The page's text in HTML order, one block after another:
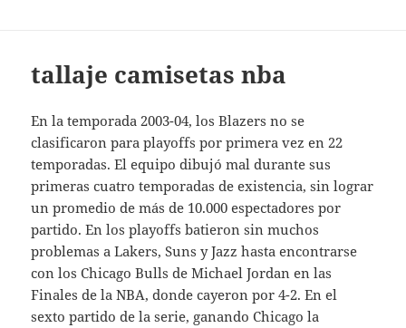
tallaje camisetas nba
En la temporada 2003-04, los Blazers no se
clasificaron para playoffs por primera vez en 22
temporadas. El equipo dibujó mal durante sus
primeras cuatro temporadas de existencia, sin lograr
un promedio de más de 10.000 espectadores por
partido. En los playoffs batieron sin muchos
problemas a Lakers, Suns y Jazz hasta encontrarse
con los Chicago Bulls de Michael Jordan en las
Finales de la NBA, donde cayeron por 4-2. En el
sexto partido de la serie, ganando Chicago la